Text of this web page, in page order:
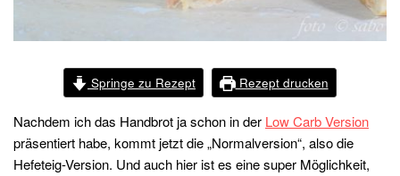
Springe zu Rezept Rezept drucken
Nachdem ich das Handbrot ja schon in der Low Carb Version
präsentiert habe, kommt jetzt die „Normalversion“, also die
Hefeteig-Version. Und auch hier ist es eine super Möglichkeit,